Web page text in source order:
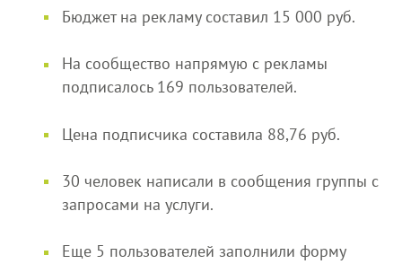
Бюджет на рекламу составил 15 000 руб.
На сообщество напрямую с рекламы
подписалось 169 пользователей.
Цена подписчика составила 88,76 руб.
30 человек написали в сообщения группы с
запросами на услуги.
Еще 5 пользователей заполнили форму